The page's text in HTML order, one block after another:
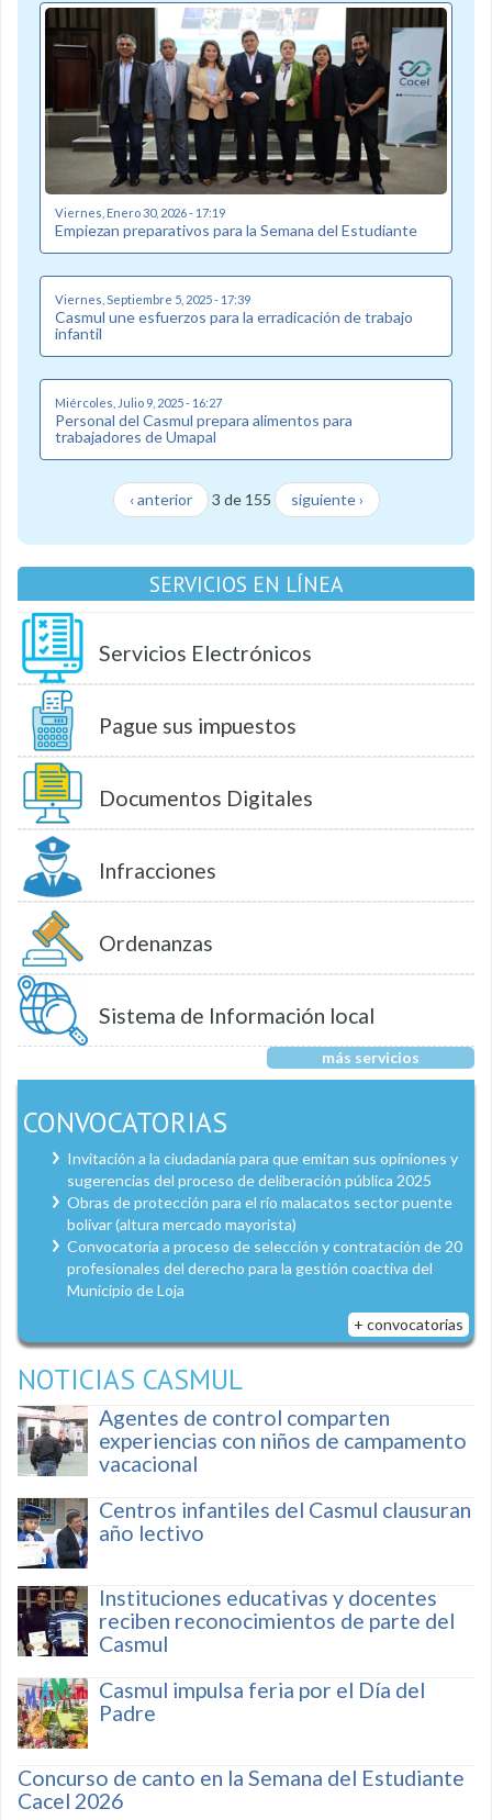
Viernes, Enero 30, 2026 - 17:19
Empiezan preparativos para la Semana del Estudiante
Viernes, Septiembre 5, 2025 - 17:39
Casmul une esfuerzos para la erradicación de trabajo
infantil
Miércoles, Julio 9, 2025 - 16:27
Personal del Casmul prepara alimentos para
trabajadores de Umapal
‹ anterior 3 de 155 siguiente ›
SERVICIOS EN LÍNEA
Servicios Electrónicos
Pague sus impuestos
Documentos Digitales
Infracciones
Ordenanzas
Sistema de Información local
más servicios
CONVOCATORIAS
Invitación a la ciudadanía para que emitan sus opiniones y
sugerencias del proceso de deliberación pública 2025
Obras de protección para el río malacatos sector puente
bolívar (altura mercado mayorista)
Convocatoria a proceso de selección y contratación de 20
profesionales del derecho para la gestión coactiva del
Municipio de Loja
+ convocatorias
NOTICIAS CASMUL
Agentes de control comparten
experiencias con niños de campamento
vacacional
Centros infantiles del Casmul clausuran
año lectivo
Instituciones educativas y docentes
reciben reconocimientos de parte del
Casmul
Casmul impulsa feria por el Día del
Padre
Concurso de canto en la Semana del Estudiante
Cacel 2026